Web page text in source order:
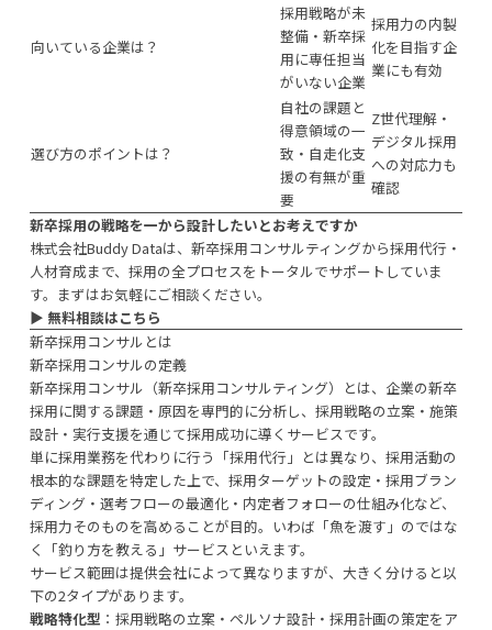
向いている企業は？
採用戦略が未
整備・新卒採
用に専任担当
がいない企業
採用力の内製
化を目指す企
業にも有効
選び方のポイントは？
自社の課題と
得意領域の一
致・自走化支
援の有無が重
要
Z世代理解・
デジタル採用
への対応力も
確認
新卒採用の戦略を一から設計したいとお考えですか
株式会社Buddy Dataは、新卒採用コンサルティングから採用代行・
人材育成まで、採用の全プロセスをトータルでサポートしていま
す。まずはお気軽にご相談ください。
▶︎ 無料相談はこちら
新卒採用コンサルとは
新卒採用コンサルの定義
新卒採用コンサル（新卒採用コンサルティング）とは、企業の新卒
採用に関する課題・原因を専門的に分析し、採用戦略の立案・施策
設計・実行支援を通じて採用成功に導くサービスです。
単に採用業務を代わりに行う「採用代行」とは異なり、採用活動の
根本的な課題を特定した上で、採用ターゲットの設定・採用ブラン
ディング・選考フローの最適化・内定者フォローの仕組み化など、
採用力そのものを高めることが目的。いわば「魚を渡す」のではな
く「釣り方を教える」サービスといえます。
サービス範囲は提供会社によって異なりますが、大きく分けると以
下の2タイプがあります。
戦略特化型 ：採用戦略の立案・ペルソナ設計・採用計画の策定をア